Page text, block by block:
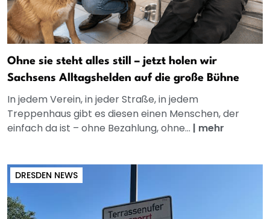
Ohne sie steht alles still – jetzt holen wir
Sachsens Alltagshelden auf die große Bühne
In jedem Verein, in jeder Straße, in jedem
Treppenhaus gibt es diesen einen Menschen, der
einfach da ist – ohne Bezahlung, ohne... | mehr
DRESDEN NEWS